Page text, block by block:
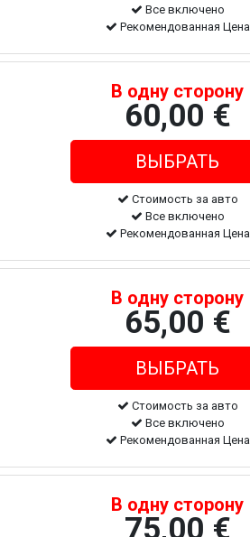
Все включено
Рекомендованная Цена
В одну сторону
60,00 €
Стоимость за авто
Все включено
Рекомендованная Цена
В одну сторону
65,00 €
Стоимость за авто
Все включено
Рекомендованная Цена
В одну сторону
75,00 €